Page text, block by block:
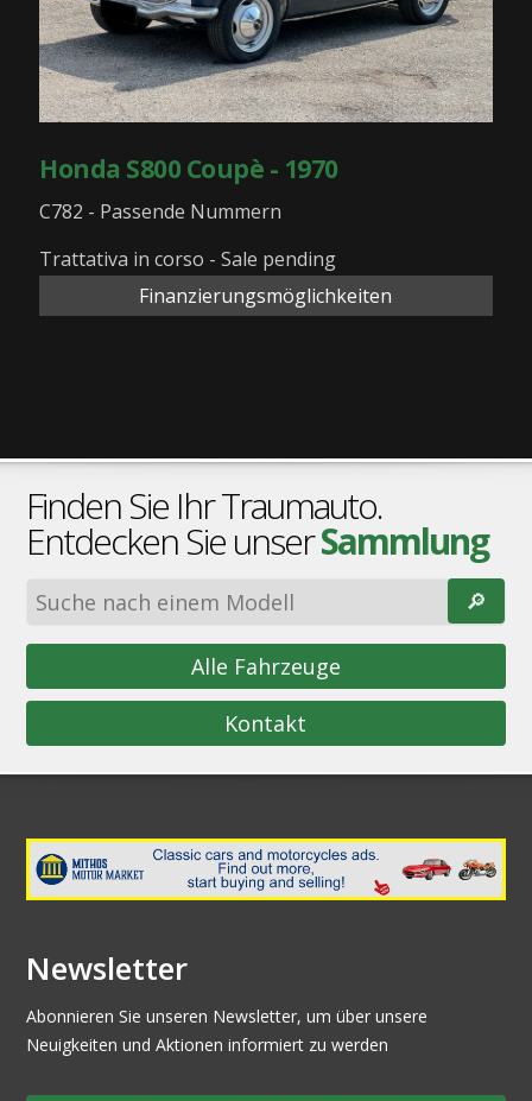
Honda S800 Coupè - 1970
C782 - Passende Nummern
Trattativa in corso - Sale pending
Finanzierungsmöglichkeiten
Finden Sie Ihr Traumauto.
Entdecken Sie unserSammlung
🔎︎
Alle Fahrzeuge
Kontakt
Newsletter
Abonnieren Sie unseren Newsletter, um über unsere
Neuigkeiten und Aktionen informiert zu werden